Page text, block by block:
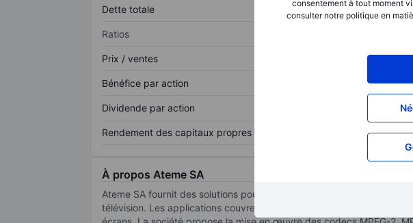
consentement à tout moment
consulter notre politique en
Dette totale
Ratios
Prix / ventes
Bénéfice par action
Dividende par action
Rendement des capitaux propres
À propos Ateme SA
Ateme SA fournit des solutions pour logicielles de traitement de
télévision. Les applications couvrent tous les types de réseaux de